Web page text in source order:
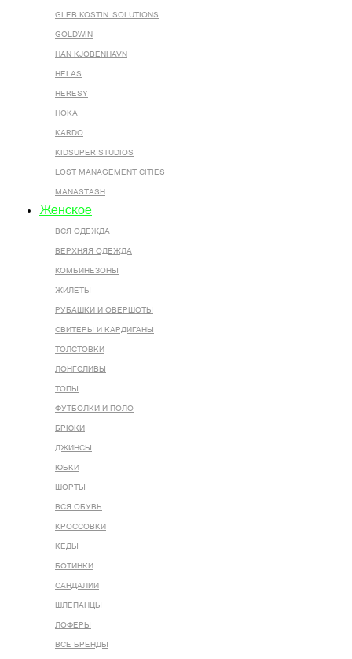
GLEB KOSTIN .SOLUTIONS
GOLDWIN
HAN KJOBENHAVN
HELAS
HERESY
HOKA
KARDO
KIDSUPER STUDIOS
LOST MANAGEMENT CITIES
MANASTASH
Женское
ВСЯ ОДЕЖДА
ВЕРХНЯЯ ОДЕЖДА
КОМБИНЕЗОНЫ
ЖИЛЕТЫ
РУБАШКИ И ОВЕРШОТЫ
СВИТЕРЫ И КАРДИГАНЫ
ТОЛСТОВКИ
ЛОНГСЛИВЫ
ТОПЫ
ФУТБОЛКИ И ПОЛО
БРЮКИ
ДЖИНСЫ
ЮБКИ
ШОРТЫ
ВСЯ ОБУВЬ
КРОССОВКИ
КЕДЫ
БОТИНКИ
САНДАЛИИ
ШЛЕПАНЦЫ
ЛОФЕРЫ
ВСЕ БРЕНДЫ